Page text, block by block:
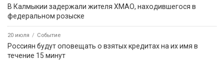
В Калмыкии задержали жителя ХМАО, находившегося в
федеральном розыске
20 июля Событие
Россиян будут оповещать о взятых кредитах на их имя в
течение 15 минут